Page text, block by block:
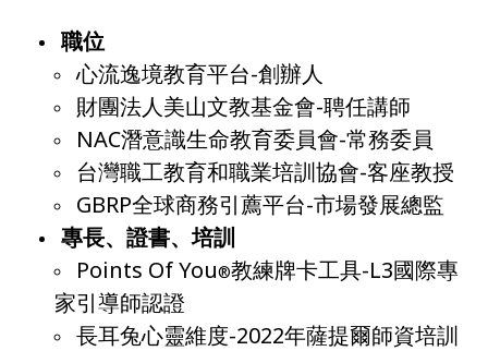
職位
心流逸境教育平台-創辦人
財團法人美山文教基金會-聘任講師
NAC潛意識生命教育委員會-常務委員
台灣職工教育和職業培訓協會-客座教授
GBRP全球商務引薦平台-市場發展總監
專長、證書、培訓
Points Of You®教練牌卡工具-L3國際專
家引導師認證
長耳兔心靈維度-2022年薩提爾師資培訓